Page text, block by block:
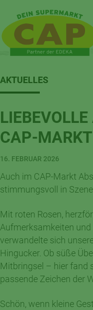
AKTUELLES
CAP-
16. FEBRUAR 2026
Auch im CAP-Markt
stimmungsvoll in
Mit roten Rosen,
Aufmerksamkeiten
verwandelte sich
Hingucker. Ob süße
Mitbringsel – hier fand
passende Zeichen der
Schön, wenn kleine